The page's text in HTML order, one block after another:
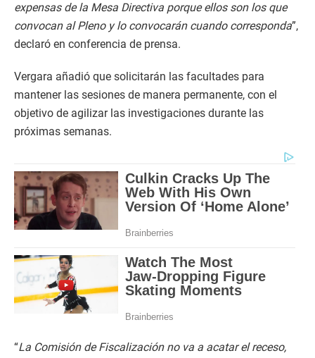
expensas de la Mesa Directiva porque ellos son los que
convocan al Pleno y lo convocarán cuando corresponda”,
declaró en conferencia de prensa.
Vergara añadió que solicitarán las facultades para
mantener las sesiones de manera permanente, con el
objetivo de agilizar las investigaciones durante las
próximas semanas.
“La Comisión de Fiscalización no va a acatar el receso,